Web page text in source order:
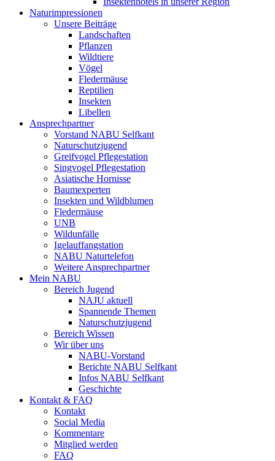
Naturimpressionen
Unsere Beiträge
Landschaften
Pflanzen
Wildtiere
Vögel
Fledermäuse
Reptilien
Insekten
Libellen
Ansprechpartner
Vorstand NABU Selfkant
Naturschutzjugend
Greifvogel Pflegestation
Singvogel Pflegestation
Asiatische Hornisse
Baumexperten
Insekten und Wildblumen
Fledermäuse
UNB
Wildunfälle
Igelauffangstation
NABU Naturtelefon
Weitere Ansprechpartner
Mein NABU
Bereich Jugend
NAJU aktuell
Spannende Themen
Naturschutzjugend
Bereich Wissen
Wir über uns
NABU-Vorstand
Berichte NABU Selfkant
Infos NABU Selfkant
Geschichte
Kontakt & FAQ
Kontakt
Social Media
Kommentare
Mitglied werden
FAQ